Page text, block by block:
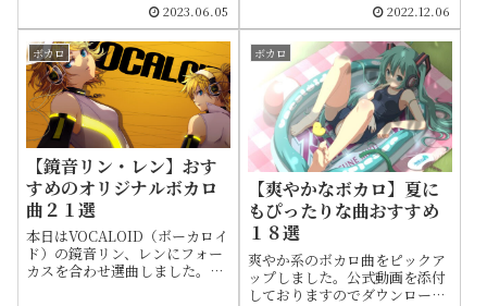
ます。ランキング形式ではなく
順不同です
2023.06.05
紹介に加え原作となった動画を
添付しておりますのでその場で
視聴もできます。投稿日や曲情
報を簡潔にまとめてます。ま
た、表示価格は電子書籍版では
なく紙媒体に準じています
2022.12.06
ボカロ
【鏡音リン・レン】おす
すめのオリジナルボカロ
曲２１選
本日はVOCALOID（ボーカロイ
ド）の鏡音リン、レンにフォー
カスを合わせ選曲しました。公
ボカロ
【爽やかなボカロ】夏に
もぴったりな曲おすすめ
１８選
爽やか系のボカロ曲をピックア
ップしました。公式動画を添付
しておりますのでダウンロード